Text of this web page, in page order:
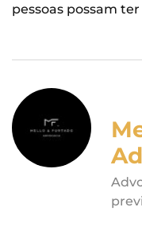
pessoas possam ter